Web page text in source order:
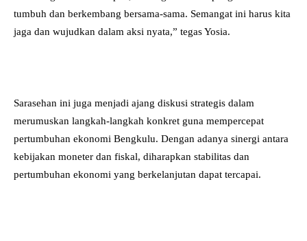
tumbuh dan berkembang bersama-sama. Semangat ini harus kita
jaga dan wujudkan dalam aksi nyata,” tegas Yosia.
Sarasehan ini juga menjadi ajang diskusi strategis dalam
merumuskan langkah-langkah konkret guna mempercepat
pertumbuhan ekonomi Bengkulu. Dengan adanya sinergi antara
kebijakan moneter dan fiskal, diharapkan stabilitas dan
pertumbuhan ekonomi yang berkelanjutan dapat tercapai.